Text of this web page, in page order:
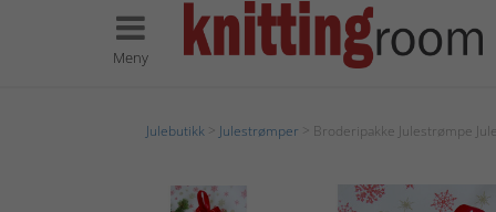
Meny
Julebutikk Julestrømper > Broderipakke Julestrømpe